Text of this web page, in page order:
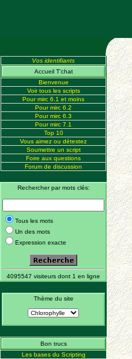
Vos identifiants
Accueil T'chat
Bienvenue
Voir tous les scripts
Pour mirc 6.1 et moins
Pour mirc 6.2
Pour mirc 6.3
Pour mirc 7.1
Top 10
Vous aimez ou détestez
Soumettre un script
Foire aux questions
Forum de discussion
Rechercher par mots clés:
Tous les mots
Un des mots
Expression exacte
4095547 visiteurs dont 1 en ligne
Thème du site
Bon trucs
Les bases du Scripting